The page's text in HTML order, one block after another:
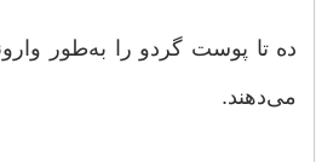
ده تا پوست گردو را به‌طور
مى‌دهند.